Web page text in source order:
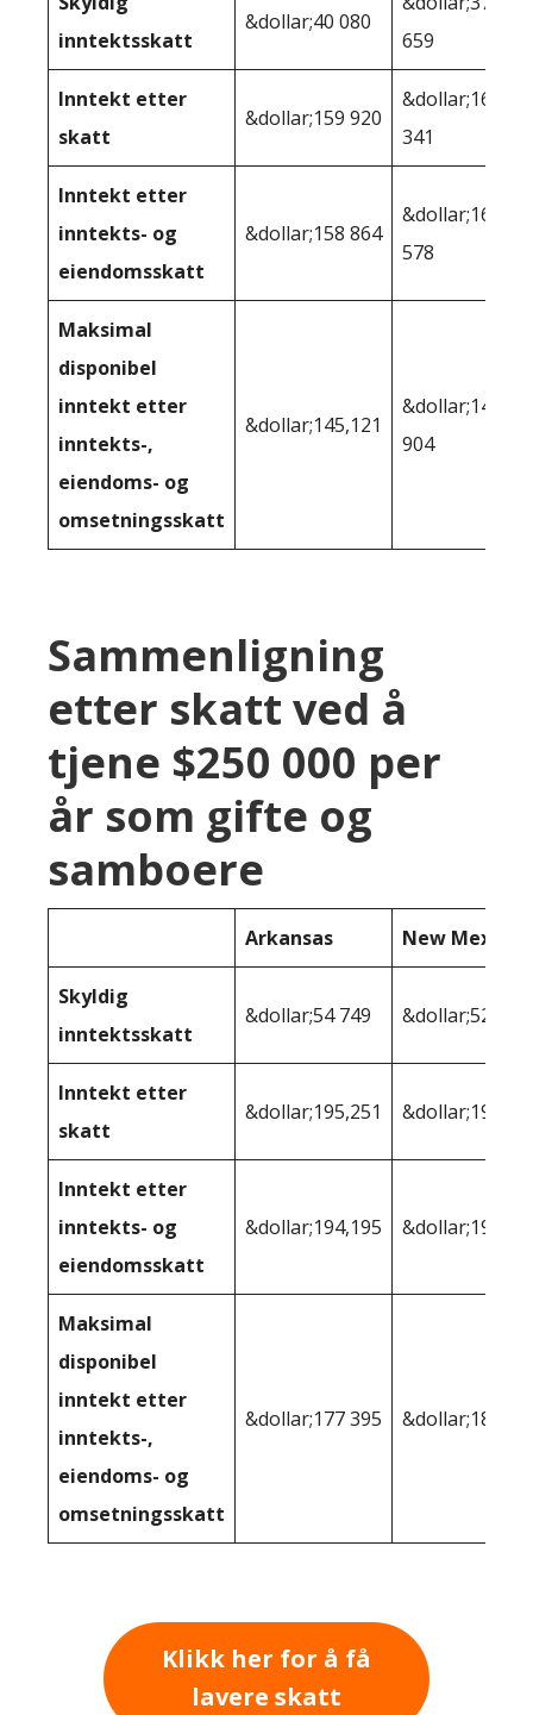
inntektsskatt
&dollar;40 080
659
Inntekt etter
skatt
&dollar;159 920
&dollar;162
341
Inntekt etter
inntekts- og
eiendomsskatt
&dollar;158 864
&dollar;160
578
Maksimal
disponibel
inntekt etter
inntekts-,
eiendoms- og
omsetningsskatt
&dollar;145,121
&dollar;148
904
Sammenligning
etter skatt ved å
tjene $250 000 per
år som gifte og
samboere
Arkansas New Mexico
Skyldig
inntektsskatt
&dollar;54 749 &dollar;52 028
Inntekt etter
skatt
&dollar;195,251 &dollar;197
Inntekt etter
inntekts- og
eiendomsskatt
&dollar;194,195
Maksimal
disponibel
inntekt etter
inntekts-,
eiendoms- og
omsetningsskatt
&dollar;177 395 &dollar;181
Klikk her for å få
lavere skatt